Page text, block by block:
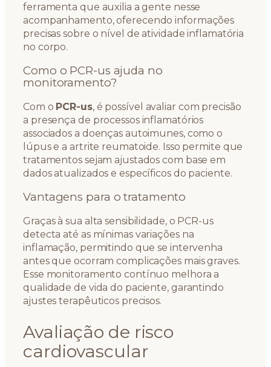
ferramenta que auxilia a gente nesse
acompanhamento, oferecendo informações
precisas sobre o nível de atividade inflamatória
no corpo.
Como o PCR-us ajuda no
monitoramento?
Com o PCR-us, é possível avaliar com precisão
a presença de processos inflamatórios
associados a doenças autoimunes, como o
lúpus e a artrite reumatoide. Isso permite que
tratamentos sejam ajustados com base em
dados atualizados e específicos do paciente.
Vantagens para o tratamento
Graças à sua alta sensibilidade, o PCR-us
detecta até as mínimas variações na
inflamação, permitindo que se intervenha
antes que ocorram complicações mais graves.
Esse monitoramento contínuo melhora a
qualidade de vida do paciente, garantindo
ajustes terapêuticos precisos.
Avaliação de risco
cardiovascular